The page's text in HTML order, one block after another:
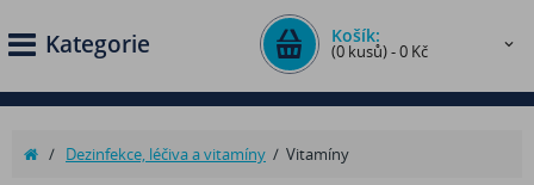
Kategorie Košík:
(0 kusů) - 0 Kč
/ Dezinfekce, léčiva a vitamíny / Vitamíny